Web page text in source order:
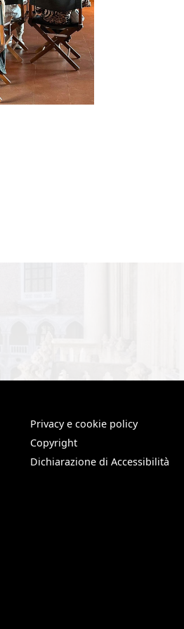
Privacy e cookie policy
Copyright
Dichiarazione di Accessibilità